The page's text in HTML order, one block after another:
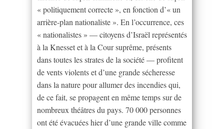
« politiquement correcte », en fonction d’« un
arrière-plan nationaliste ». En l’occurrence, ces
« nationalistes » — citoyens d’Israël représentés
à la Knesset et à la Cour suprême, présents
dans toutes les strates de la société — profitent
de vents violents et d’une grande sécheresse
dans la nature pour allumer des incendies qui,
de ce fait, se propagent en même temps sur de
nombreux théâtres du pays. 70 000 personnes
ont été évacuées hier d’une grande ville comme